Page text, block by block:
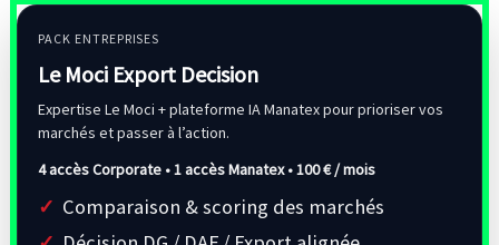
PACK ENTREPRISES
Le Moci Export Decision
Expertise Le Moci + plateforme IA Manatex pour prioriser vos
marchés et passer à l’action.
4 accès Corporate • 1 accès Manatex •100 € / mois
Comparaison & scoring des marchés